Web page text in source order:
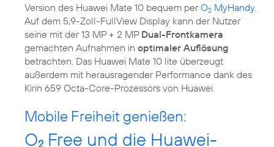
Version des Huawei Mate 10 bequem perO2 MyHandy.
Auf dem 5,9-Zoll-FullView Display kann der Nutzer
seine mit der 13 MP + 2 MP Dual-Frontkamera
gemachten Aufnahmen in optimaler Auflösung
betrachten. Das Huawei Mate 10 lite überzeugt
außerdem mit herausragender Performance dank des
Kirin 659 Octa-Core-Prozessors von Huawei.
Mobile Freiheit genießen:
O2 Free und die Huawei-